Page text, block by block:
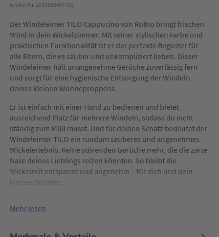
Artikel-Nr. 2000588497702
Der Windeleimer TILO Cappucino von Rotho bringt frischen
Wind in dein Wickelzimmer. Mit seiner stylischen Farbe und
praktischen Funktionalität ist er der perfekte Begleiter für
alle Eltern, die es sauber und unkompliziert lieben. Dieser
Windeleimer hält unangenehme Gerüche zuverlässig fern
und sorgt für eine hygienische Entsorgung der Windeln
deines kleinen Wonneproppens.
Er ist einfach mit einer Hand zu bedienen und bietet
ausreichend Platz für mehrere Windeln, sodass du nicht
ständig zum Müll musst. Und für deinen Schatz bedeutet der
Windeleimer TILO ein rundum sauberes und angenehmes
Wickelerlebnis. Keine störenden Gerüche mehr, die die zarte
Nase deines Lieblings reizen könnten. So bleibt die
Wickelzeit entspannt und angenehm – für dich und dein
kleines Wunder.
Mehr lesen